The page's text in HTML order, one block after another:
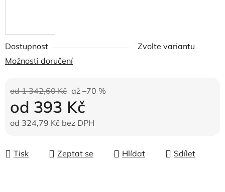
Dostupnost
Zvolte variantu
Možnosti doručení
od 1 342,60 Kč až –70 %
od 393 Kč
od 324,79 Kč bez DPH
Tisk Zeptat se Hlídat Sdílet